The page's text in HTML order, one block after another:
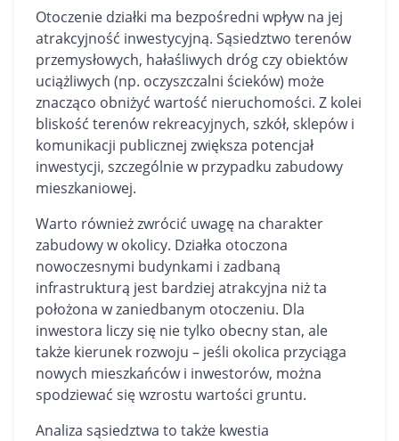
Otoczenie działki ma bezpośredni wpływ na jej
atrakcyjność inwestycyjną. Sąsiedztwo terenów
przemysłowych, hałaśliwych dróg czy obiektów
uciążliwych (np. oczyszczalni ścieków) może
znacząco obniżyć wartość nieruchomości. Z kolei
bliskość terenów rekreacyjnych, szkół, sklepów i
komunikacji publicznej zwiększa potencjał
inwestycji, szczególnie w przypadku zabudowy
mieszkaniowej.
Warto również zwrócić uwagę na charakter
zabudowy w okolicy. Działka otoczona
nowoczesnymi budynkami i zadbaną
infrastrukturą jest bardziej atrakcyjna niż ta
położona w zaniedbanym otoczeniu. Dla
inwestora liczy się nie tylko obecny stan, ale
także kierunek rozwoju – jeśli okolica przyciąga
nowych mieszkańców i inwestorów, można
spodziewać się wzrostu wartości gruntu.
Analiza sąsiedztwa to także kwestia